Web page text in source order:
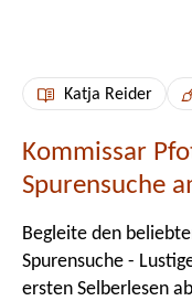
Katja Reider
Kommissar
Spurensuche
Begleite den
Spurensuche -
ersten Selberlesen